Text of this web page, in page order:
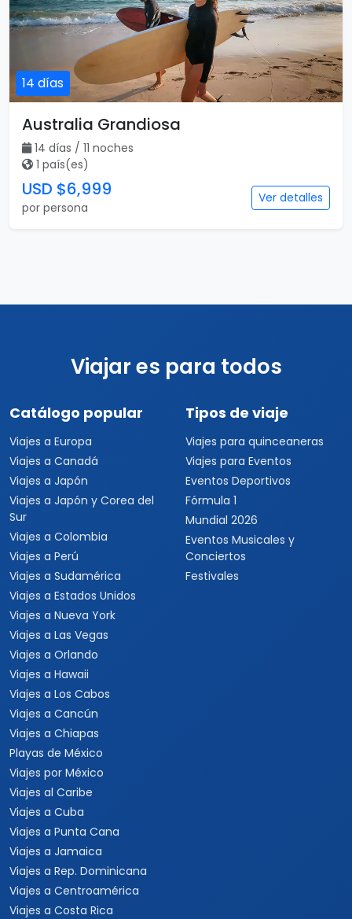
14 días
Australia Grandiosa
14 días / 11 noches
1 país(es)
USD $6,999
por persona
Ver detalles
Viajar es para todos
Catálogo popular
Viajes a Europa
Viajes a Canadá
Viajes a Japón
Viajes a Japón y Corea del
Sur
Viajes a Colombia
Viajes a Perú
Viajes a Sudamérica
Viajes a Estados Unidos
Viajes a Nueva York
Viajes a Las Vegas
Viajes a Orlando
Viajes a Hawaii
Viajes a Los Cabos
Viajes a Cancún
Viajes a Chiapas
Playas de México
Viajes por México
Viajes al Caribe
Viajes a Cuba
Viajes a Punta Cana
Viajes a Jamaica
Viajes a Rep. Dominicana
Viajes a Centroamérica
Viajes a Costa Rica
Tipos de viaje
Viajes para quinceaneras
Viajes para Eventos
Eventos Deportivos
Fórmula 1
Mundial 2026
Eventos Musicales y
Conciertos
Festivales